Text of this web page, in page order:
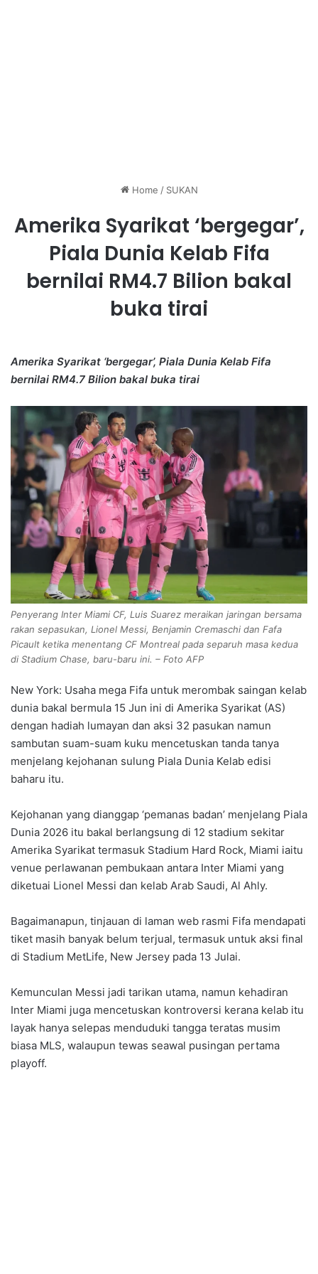
Home / SUKAN
Amerika Syarikat ‘bergegar’,
Piala Dunia Kelab Fifa
bernilai RM4.7 Bilion bakal
buka tirai
Amerika Syarikat ‘bergegar’, Piala Dunia Kelab Fifa
bernilai RM4.7 Bilion bakal buka tirai
Penyerang Inter Miami CF, Luis Suarez meraikan jaringan bersama
rakan sepasukan, Lionel Messi, Benjamin Cremaschi dan Fafa
Picault ketika menentang CF Montreal pada separuh masa kedua
di Stadium Chase, baru-baru ini. – Foto AFP
New York: Usaha mega Fifa untuk merombak saingan kelab
dunia bakal bermula 15 Jun ini di Amerika Syarikat (AS)
dengan hadiah lumayan dan aksi 32 pasukan namun
sambutan suam-suam kuku mencetuskan tanda tanya
menjelang kejohanan sulung Piala Dunia Kelab edisi
baharu itu.
Kejohanan yang dianggap ‘pemanas badan’ menjelang Piala
Dunia 2026 itu bakal berlangsung di 12 stadium sekitar
Amerika Syarikat termasuk Stadium Hard Rock, Miami iaitu
venue perlawanan pembukaan antara Inter Miami yang
diketuai Lionel Messi dan kelab Arab Saudi, Al Ahly.
Bagaimanapun, tinjauan di laman web rasmi Fifa mendapati
tiket masih banyak belum terjual, termasuk untuk aksi final
di Stadium MetLife, New Jersey pada 13 Julai.
Kemunculan Messi jadi tarikan utama, namun kehadiran
Inter Miami juga mencetuskan kontroversi kerana kelab itu
layak hanya selepas menduduki tangga teratas musim
biasa MLS, walaupun tewas seawal pusingan pertama
playoff.